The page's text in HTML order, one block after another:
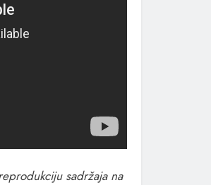
sadržaja na